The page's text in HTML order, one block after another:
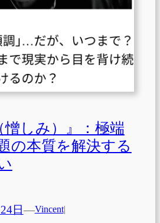
憎しみ）』：極端
の本質を解決する
日—Vincent|